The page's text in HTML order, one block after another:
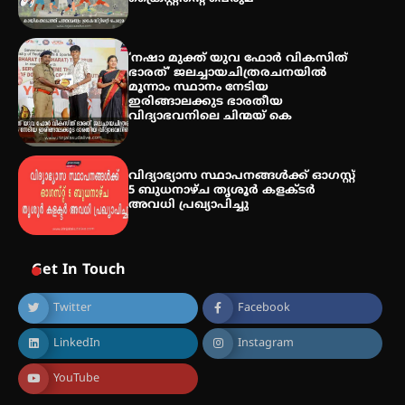
‘നഷാ മുക്ത് യുവ ഫോർ വികസിത്
ഭാരത്’ ജലച്ചായചിത്രരചനയിൽ
മൂന്നാം സ്ഥാനം നേടിയ
ഇരിങ്ങാലക്കുട ഭാരതീയ
വിദ്യാഭവനിലെ ചിന്മയ് കെ
വിദ്യാഭ്യാസ സ്ഥാപനങ്ങള്‍ക്ക് ഓഗസ്റ്റ്
5 ബുധനാഴ്ച തൃശൂർ കളക്ടർ
അവധി പ്രഖ്യാപിച്ചു
Get In Touch
Twitter Facebook
LinkedIn Instagram
YouTube